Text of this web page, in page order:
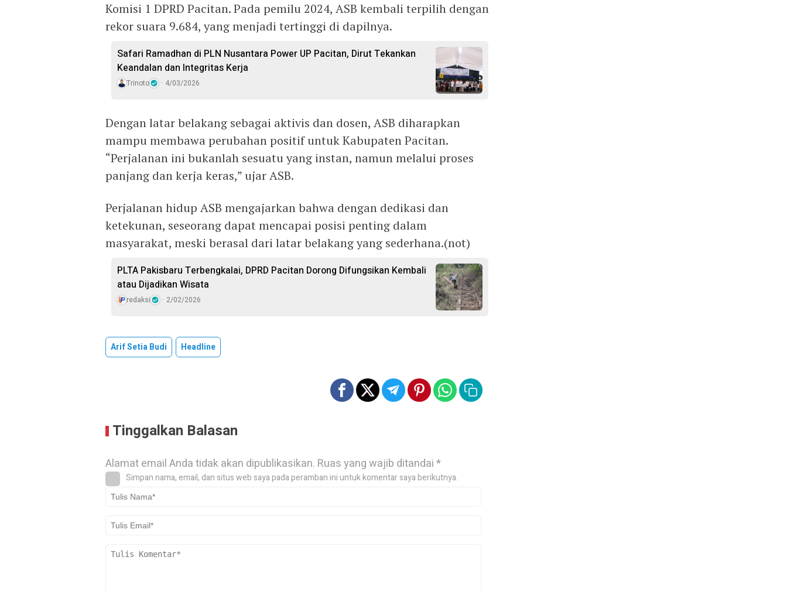
Komisi 1 DPRD Pacitan. Pada pemilu 2024, ASB kembali terpilih dengan
rekor suara 9.684, yang menjadi tertinggi di dapilnya.
Safari Ramadhan di PLN Nusantara Power UP Pacitan, Dirut Tekankan
Keandalan dan Integritas Kerja
Trinoto 4/03/2026
Dengan latar belakang sebagai aktivis dan dosen, ASB diharapkan
mampu membawa perubahan positif untuk Kabupaten Pacitan.
“Perjalanan ini bukanlah sesuatu yang instan, namun melalui proses
panjang dan kerja keras,” ujar ASB.
Perjalanan hidup ASB mengajarkan bahwa dengan dedikasi dan
ketekunan, seseorang dapat mencapai posisi penting dalam
masyarakat, meski berasal dari latar belakang yang sederhana.(not)
PLTA Pakisbaru Terbengkalai, DPRD Pacitan Dorong Difungsikan Kembali
atau Dijadikan Wisata
redaksi 2/02/2026
Arif Setia Budi Headline
Tinggalkan Balasan
Alamat email Anda tidak akan dipublikasikan. Ruas yang wajib ditandai*
Simpan nama, email, dan situs web saya pada peramban ini untuk komentar saya berikutnya.